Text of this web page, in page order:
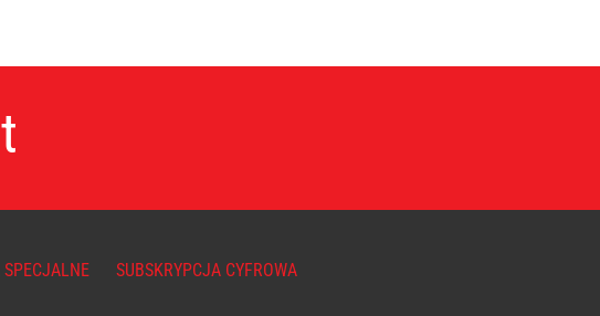
SUBSKRYPCJA CYFROWA